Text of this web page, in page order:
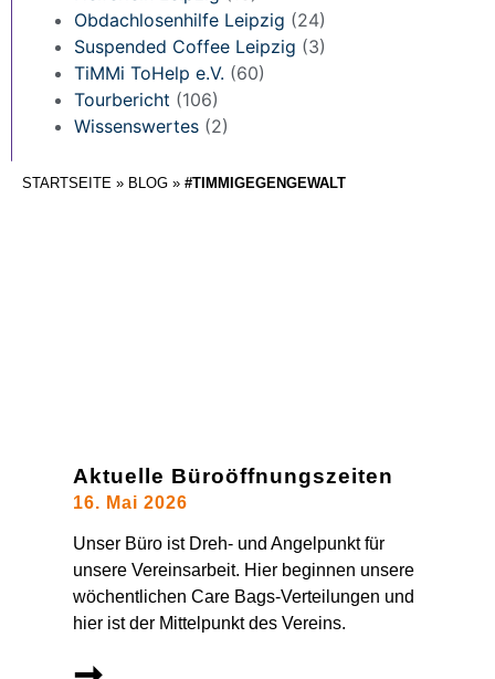
STARTSEITE » BLOG » #TIMMIGEGENGEWALT
Aktuelle Büroöffnungszeiten
16. Mai 2026
Unser Büro ist Dreh- und Angelpunkt für
unsere Vereinsarbeit. Hier beginnen unsere
wöchentlichen Care Bags-Verteilungen und
hier ist der Mittelpunkt des Vereins.
Obdachlosenhilfe Leipzig (24)
Suspended Coffee Leipzig (3)
TiMMi ToHelp e.V. (60)
Tourbericht (106)
Wissenswertes (2)